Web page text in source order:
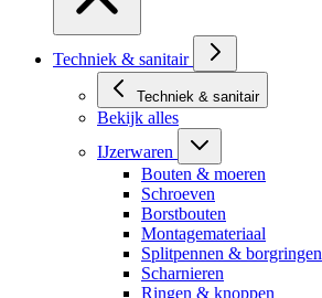
Techniek & sanitair
Techniek & sanitair
Bekijk alles
IJzerwaren
Bouten & moeren
Schroeven
Borstbouten
Montagemateriaal
Splitpennen & borgringen
Scharnieren
Ringen & knoppen